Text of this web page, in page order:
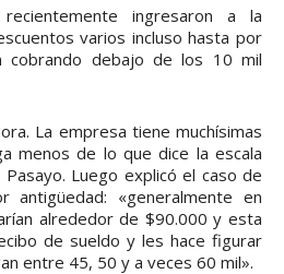
ingresaron a la
varios incluso hasta por
cobrando debajo de los 10 mil
La empresa tiene muchísimas
menos de lo que dice la escala
Luego explicó el caso de
antigüedad: «generalmente en
alrededor de $90.000 y esta
de sueldo y les hace figurar
entre 45, 50 y a veces 60 mil».